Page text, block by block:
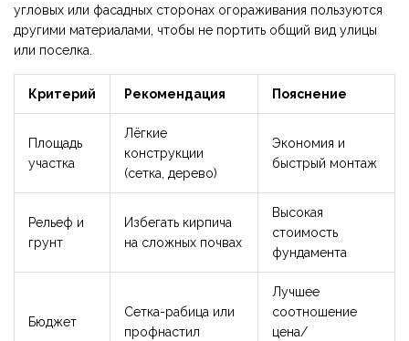
угловых или фасадных сторонах огораживания пользуются
другими материалами, чтобы не портить общий вид улицы
или поселка.
Критерий Рекомендация Пояснение
Площадь
участка
Лёгкие
конструкции
(сетка, дерево)
Экономия и
быстрый монтаж
Рельеф и
грунт
Избегать кирпича
на сложных почвах
Высокая
стоимость
фундамента
Бюджет
Сетка-рабица или
профнастил
Лучшее
соотношение
цена/